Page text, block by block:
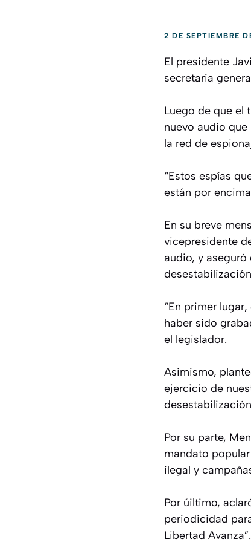
2 DE SEPTIEMBRE
El presidente
secretaria
Luego de que el
nuevo audio
la red de
“Estos espías
están por
En su breve
vicepresidente
audio, y aseguró
“En primer
haber sido
el legislador.
Asimismo,
ejercicio de
Por su parte,
mandato
ilegal y
Por úiltimo,
periodicidad
Libertad Avanza”.